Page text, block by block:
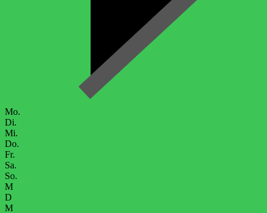
Mo.
Di.
Mi.
Do.
Fr.
Sa.
So.
M
D
M